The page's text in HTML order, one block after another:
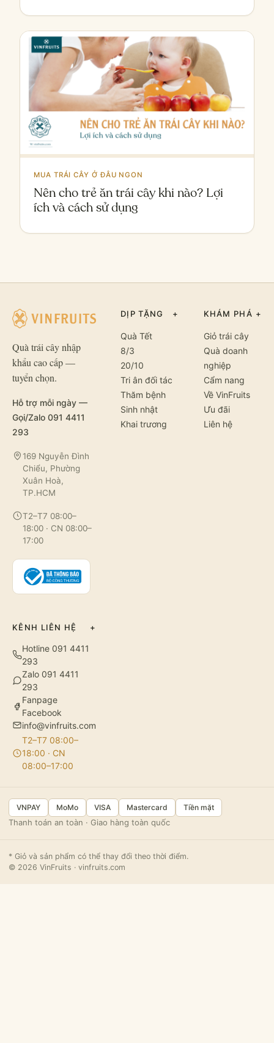
MUA TRÁI CÂY Ở ĐÂU NGON
Nên cho trẻ ăn trái cây khi nào? Lợi
ích và cách sử dụng
Quà trái cây nhập
khẩu cao cấp —
tuyển chọn.
Hỗ trợ mỗi ngày —
Gọi/Zalo 091 4411
293
169 Nguyễn Đình
Chiểu, Phường
Xuân Hoà,
TP.HCM
T2–T7 08:00–
18:00 · CN 08:00–
17:00
DỊP TẶNG +
Quà Tết
8/3
20/10
Tri ân đối tác
Thăm bệnh
Sinh nhật
Khai trương
KHÁM PHÁ +
Giỏ trái cây
Quà doanh
nghiệp
Cẩm nang
Về VinFruits
Ưu đãi
Liên hệ
KÊNH LIÊN HỆ +
Hotline 091 4411
293
Zalo 091 4411
293
Fanpage
Facebook
info@vinfruits.com
T2–T7 08:00–
18:00 · CN
08:00–17:00
VNPAY MoMo VISA Mastercard Tiền mặt
Thanh toán an toàn · Giao hàng toàn quốc
* Giỏ và sản phẩm có thể thay đổi theo thời điểm.
© 2026 VinFruits · vinfruits.com